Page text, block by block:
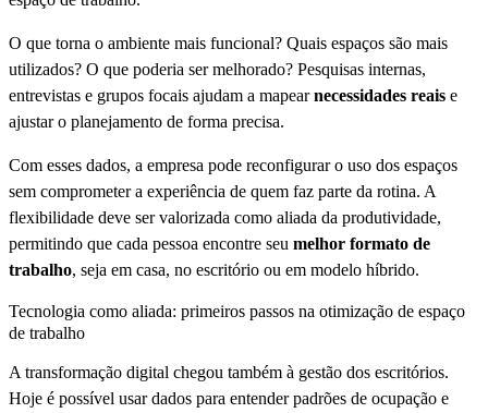
O que torna o ambiente mais funcional? Quais espaços são mais
utilizados? O que poderia ser melhorado? Pesquisas internas,
entrevistas e grupos focais ajudam a mapearnecessidades reais e
ajustar o planejamento de forma precisa.
Com esses dados, a empresa pode reconfigurar o uso dos espaços
sem comprometer a experiência de quem faz parte da rotina. A
flexibilidade deve ser valorizada como aliada da produtividade,
permitindo que cada pessoa encontre seu melhor formato de
trabalho, seja em casa, no escritório ou em modelo híbrido.
Tecnologia como aliada: primeiros passos na otimização de espaço
de trabalho
A transformação digital chegou também à gestão dos escritórios.
Hoje é possível usar dados para entender padrões de ocupação e